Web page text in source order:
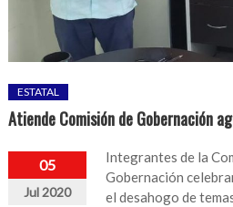
ESTATAL
Atiende Comisión de Gobernación
05
Jul 2020
Integrantes de la
Gobernación
el desahogo de